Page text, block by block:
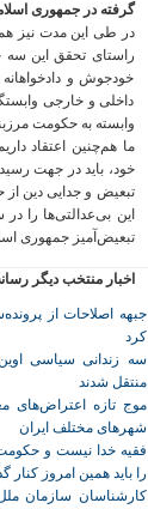
گرفته در جمهوری
در طی این مدت نیز
راستای تحقق این
خودجوش و
داخلی و خارجی
وابسته به حکومت
ما هم‌چنین اعتقاد
خود، باید در جهت
تبعیض و جدایی دین
این بی‌عدالتی‌ها را
تبعیض‌آمیز جمهوری
اخبار منتخب دیگر
جبهه اصلاحات از
کرد
سه زندانی سیاسی
منتقل شدند
شهرهای مختلف ایران
فقیه خدا نیست و
را باید همین امروز کنار
کارشناسان سازمان